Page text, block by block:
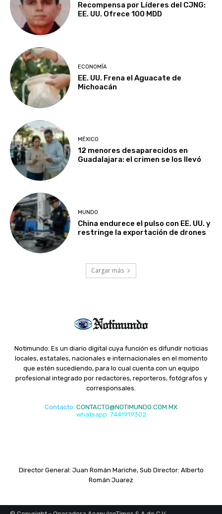
Recompensa por Líderes del CJNG:
EE. UU. Ofrece 100 MDD
ECONOMÍA
EE. UU. Frena el Aguacate de
Michoacán
MÉXICO
12 menores desaparecidos en
Guadalajara: el crimen se los llevó
MUNDO
China endurece el pulso con EE. UU. y
restringe la exportación de drones
Cargar más
Notimundo: Es un diario digital cuya función es difundir noticias
locales, estatales, nacionales e internacionales en el momento
que estén sucediendo, para lo cual cuenta con un equipo
profesional integrado por redactores, reporteros, fotógrafos y
corresponsales.
Contacto: CONTACTO@NOTIMUNDO.COM.MX
whatsapp: 7441919302
Director General: Juan Román Mariche, Sub Director: Alberto
Román Juarez